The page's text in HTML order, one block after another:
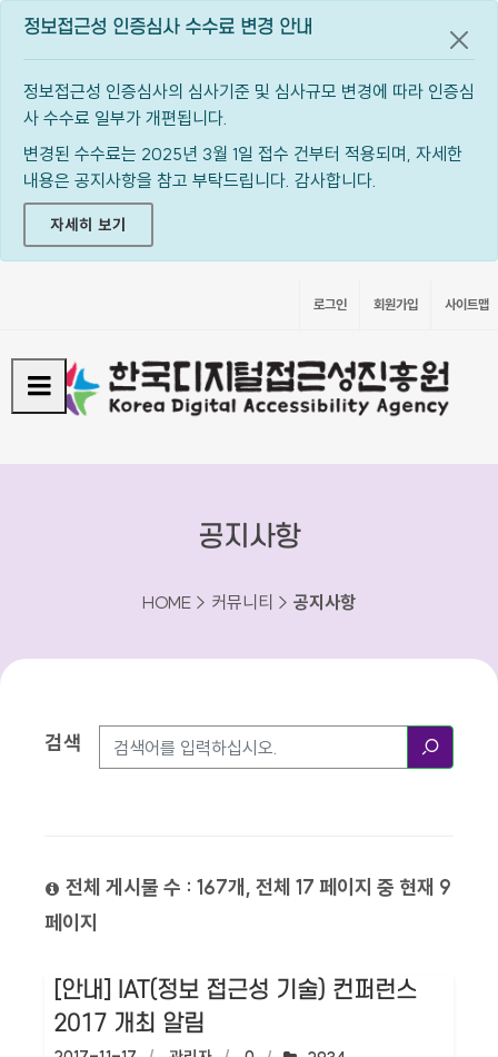
정보접근성 인증심사 수수료 변경 안내
정보접근성 인증심사의 심사기준 및 심사규모 변경에 따라 인증심
사 수수료 일부가 개편됩니다.
변경된 수수료는 2025년 3월 1일 접수 건부터 적용되며, 자세한
내용은 공지사항을 참고 부탁드립니다. 감사합니다.
자세히 보기
공지
로그인 회원가입 사이트맵
공지사항
HOME > 커뮤니티 > 공지사항
검색방법
검색
전체 게시물 수 : 167개, 전체 17 페이지 중 현재 9
페이지
[안내] IAT(정보 접근성 기술) 컨퍼런스
2017 개최 알림